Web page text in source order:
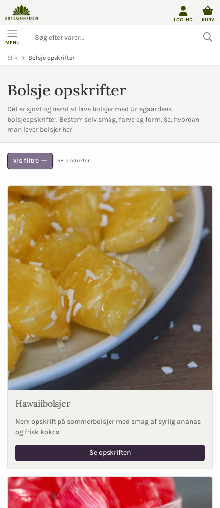
LOG IND KURV
MENU
Slik Bolsje opskrifter
Bolsje opskrifter
Det er sjovt og nemt at lave bolsjer med Urtegaardens
bolsjeopskrifter. Bestem selv smag, farve og form. Se, hvordan
man laver bolsjer her
Vis filtre 58 produkter
Hawaiibolsjer
Nem opskrift på sommerbolsjer med smag af syrlig ananas
og frisk kokos
Se opskriften